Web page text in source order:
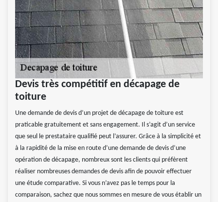
Devis très compétitif en décapage de
toiture
Une demande de devis d’un projet de décapage de toiture est
praticable gratuitement et sans engagement. Il s’agit d’un service
que seul le prestataire qualifié peut l’assurer. Grâce à la simplicité et
à la rapidité de la mise en route d’une demande de devis d’une
opération de décapage, nombreux sont les clients qui préfèrent
réaliser nombreuses demandes de devis afin de pouvoir effectuer
une étude comparative. Si vous n’avez pas le temps pour la
comparaison, sachez que nous sommes en mesure de vous établir un